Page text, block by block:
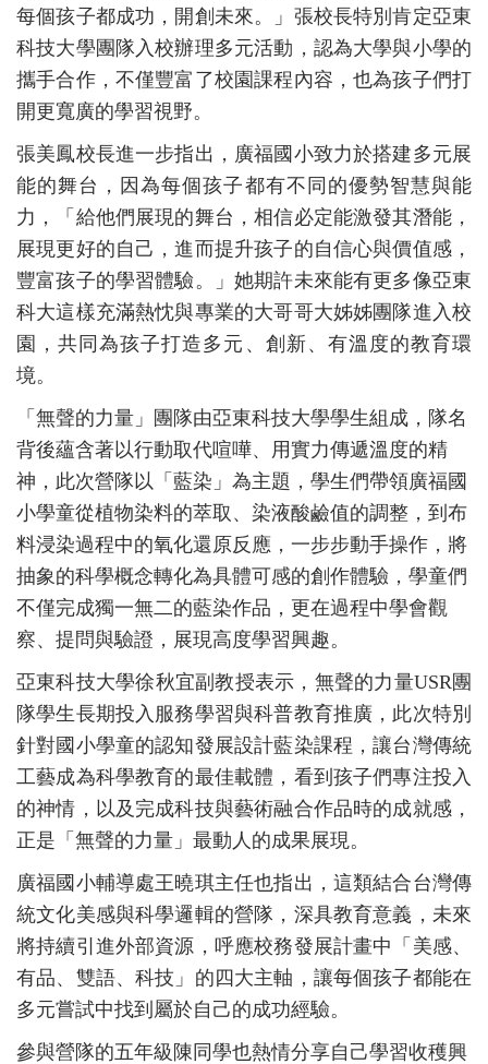
每個孩子都成功，開創未來。」張校長特別肯定亞東
科技大學團隊入校辦理多元活動，認為大學與小學的
攜手合作，不僅豐富了校園課程內容，也為孩子們打
開更寬廣的學習視野。
張美鳳校長進一步指出，廣福國小致力於搭建多元展
能的舞台，因為每個孩子都有不同的優勢智慧與能
力，「給他們展現的舞台，相信必定能激發其潛能，
展現更好的自己，進而提升孩子的自信心與價值感，
豐富孩子的學習體驗。」她期許未來能有更多像亞東
科大這樣充滿熱忱與專業的大哥哥大姊姊團隊進入校
園，共同為孩子打造多元、創新、有溫度的教育環
境。
「無聲的力量」團隊由亞東科技大學學生組成，隊名
背後蘊含著以行動取代喧嘩、用實力傳遞溫度的精
神，此次營隊以「藍染」為主題，學生們帶領廣福國
小學童從植物染料的萃取、染液酸鹼值的調整，到布
料浸染過程中的氧化還原反應，一步步動手操作，將
抽象的科學概念轉化為具體可感的創作體驗，學童們
不僅完成獨一無二的藍染作品，更在過程中學會觀
察、提問與驗證，展現高度學習興趣。
亞東科技大學徐秋宜副教授表示，無聲的力量USR團
隊學生長期投入服務學習與科普教育推廣，此次特別
針對國小學童的認知發展設計藍染課程，讓台灣傳統
工藝成為科學教育的最佳載體，看到孩子們專注投入
的神情，以及完成科技與藝術融合作品時的成就感，
正是「無聲的力量」最動人的成果展現。
廣福國小輔導處王曉琪主任也指出，這類結合台灣傳
統文化美感與科學邏輯的營隊，深具教育意義，未來
將持續引進外部資源，呼應校務發展計畫中「美感、
有品、雙語、科技」的四大主軸，讓每個孩子都能在
多元嘗試中找到屬於自己的成功經驗。
參與營隊的五年級陳同學也熱情分享自己學習收穫興